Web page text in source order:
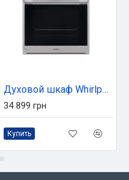
Духовой шкаф Whirlpool W9OM24MS2P
34 899 грн
Купить